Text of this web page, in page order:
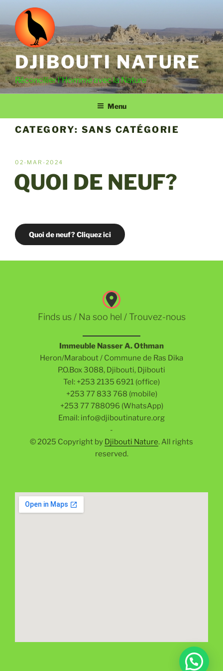
contenu
principal
DJIBOUTI NATURE
Réconcilier l'Homme avec la Nature
Menu
CATEGORY:SANS CATÉGORIE
PUBLIÉ
02-MAR-2024
QUOI DE NEUF?
Quoi de neuf? Cliquez ici
Finds us / Na soo hel / Trouvez-nous
Immeuble Nasser A. Othman
Heron/Marabout / Commune de Ras Dika
P.O.Box 3088, Djibouti, Djibouti
Tel: +253 2135 6921 (office)
+253 77 833 768 (mobile)
+253 77 788096 (WhatsApp)
Email: info@djiboutinature.org
-
© 2025 Copyright by Djibouti Nature. All rights
reserved.